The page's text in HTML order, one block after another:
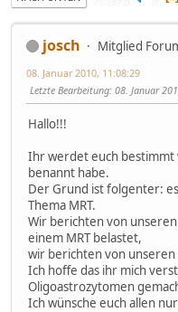
josch
Mitglied
08. Januar 2010, 11:08:29
Letzte Bearbeitung: 08. Januar
Hallo!!!
Ihr werdet euch bestimmt
benannt habe.
Der Grund ist folgenter:
Thema MRT.
Wir berichten von
einem MRT belastet,
wir berichten von
Ich hoffe das ihr mich
Oligoastrozytomen
Ich wünsche euch allen